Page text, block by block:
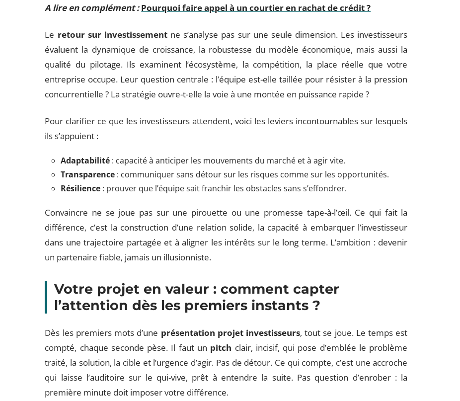
A lire en complément : Pourquoi faire appel à un courtier en rachat de crédit ?
Le retour sur investissementne s’analyse pas sur une seule dimension. Les investisseurs
évaluent la dynamique de croissance, la robustesse du modèle économique, mais aussi la
qualité du pilotage. Ils examinent l’écosystème, la compétition, la place réelle que votre
entreprise occupe. Leur question centrale : l’équipe est-elle taillée pour résister à la pression
concurrentielle ? La stratégie ouvre-t-elle la voie à une montée en puissance rapide ?
Pour clarifier ce que les investisseurs attendent, voici les leviers incontournables sur lesquels
ils s’appuient :
Adaptabilité : capacité à anticiper les mouvements du marché et à agir vite.
Transparence : communiquer sans détour sur les risques comme sur les opportunités.
Résilience : prouver que l’équipe sait franchir les obstacles sans s’effondrer.
Convaincre ne se joue pas sur une pirouette ou une promesse tape-à-l’œil. Ce qui fait la
différence, c’est la construction d’une relation solide, la capacité à embarquer l’investisseur
dans une trajectoire partagée et à aligner les intérêts sur le long terme. L’ambition : devenir
un partenaire fiable, jamais un illusionniste.
Votre projet en valeur : comment capter
l’attention dès les premiers instants ?
Dès les premiers mots d’une présentation projet investisseurs, tout se joue. Le temps est
compté, chaque seconde pèse. Il faut un pitch clair, incisif, qui pose d’emblée le problème
traité, la solution, la cible et l’urgence d’agir. Pas de détour. Ce qui compte, c’est une accroche
qui laisse l’auditoire sur le qui-vive, prêt à entendre la suite. Pas question d’enrober : la
première minute doit imposer votre différence.